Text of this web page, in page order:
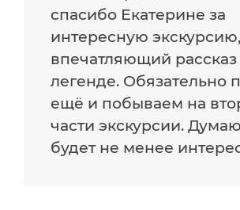
спасибо Екатерине за
интересную
впечатляющий рассказ
легенде. Обязательно
ещё и побываем на
части экскурсии.
будет не менее